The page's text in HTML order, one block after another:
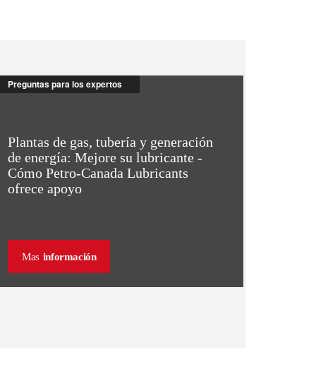
Preguntas para los expertos
Plantas de gas, tubería y generación
de energía: Mejore su lubricante -
Cómo Petro-Canada Lubricants
ofrece apoyo
Mas información